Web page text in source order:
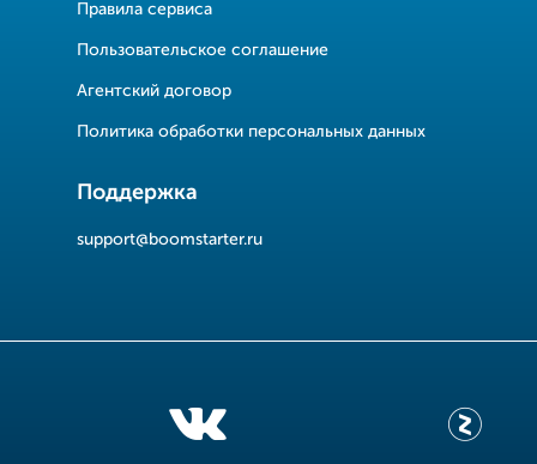
Правила сервиса
Пользовательское соглашение
Агентский договор
Политика обработки персональных данных
Поддержка
support@boomstarter.ru